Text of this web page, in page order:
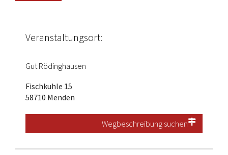
Veranstaltungsort:
Gut Rödinghausen
Fischkuhle 15
58710 Menden
Wegbeschreibung suchen